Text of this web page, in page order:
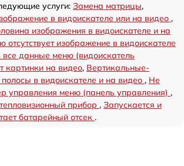
услуги: Замена матрицы,
в видоискателе или на видео ,
изображения в видоискателе и на
отсутствует изображение в видоискателе
все данные меню (видоискатель
картинки на видео, Вертикальные-
в видоискателе и на видео , Не
управления меню (панель управления) ,
прибор , Запускается и
батарейный отсек .